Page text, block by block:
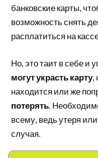
банковские карты,
возможность снять
расплатиться на
Но, это таит в себе и
могут украсть карту,
находится или же
потерять.
всему, ведь утеря
случая.